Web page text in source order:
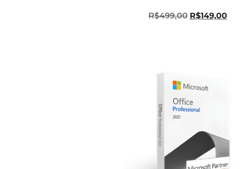
R$499,00 R$149,00